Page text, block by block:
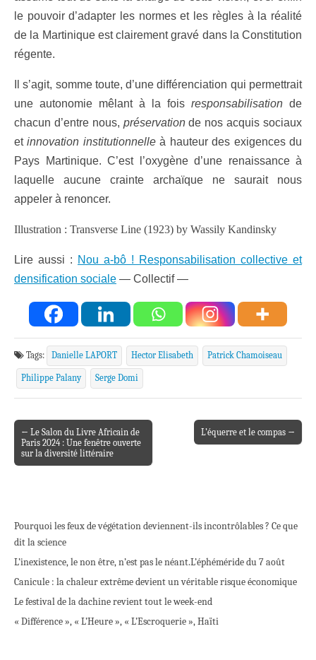
le pouvoir d’adapter les normes et les règles à la réalité
de la Martinique est clairement gravé dans la Constitution
régente.
Il s’agit, somme toute, d’une différenciation qui permettrait
une autonomie mêlant à la fois responsabilisation de
chacun d’entre nous, préservationde nos acquis sociaux
etinnovation institutionnelleà hauteur des exigences du
Pays Martinique. C’est l’oxygène d’une renaissance à
laquelle aucune crainte archaïque ne saurait nous
appeler à renoncer.
Illustration : Transverse Line (1923) by Wassily Kandinsky
Lire aussi : Nou a-bô ! Responsabilisation collective et
densification sociale — Collectif —
Tags: Danielle LAPORT Hector Elisabeth Patrick Chamoiseau
Philippe Palany Serge Domi
Post navigation
← Le Salon du Livre Africain de
Paris 2024 : Une fenêtre ouverte
sur la diversité littéraire
L’équerre et le compas →
Pourquoi les feux de végétation deviennent-ils incontrôlables ? Ce que
dit la science
L’inexistence, le non être, n’est pas le néant.L’éphéméride du 7 août
Canicule : la chaleur extrême devient un véritable risque économique
Le festival de la dachine revient tout le week-end
« Différence », « L’Heure », « L’Escroquerie », Haïti